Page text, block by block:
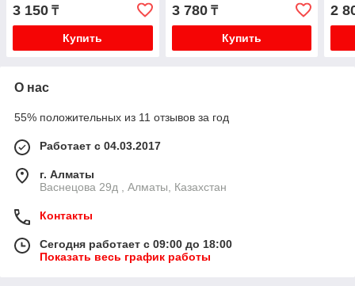
3 150 ₸
Купить
3 780₸
Купить
2
О нас
55% положительных из 11 отзывов за год
Работает с 04.03.2017
г. Алматы
Васнецова 29д , Алматы, Казахстан
Контакты
Сегодня работает с 09:00 до 18:00
Показать весь график работы